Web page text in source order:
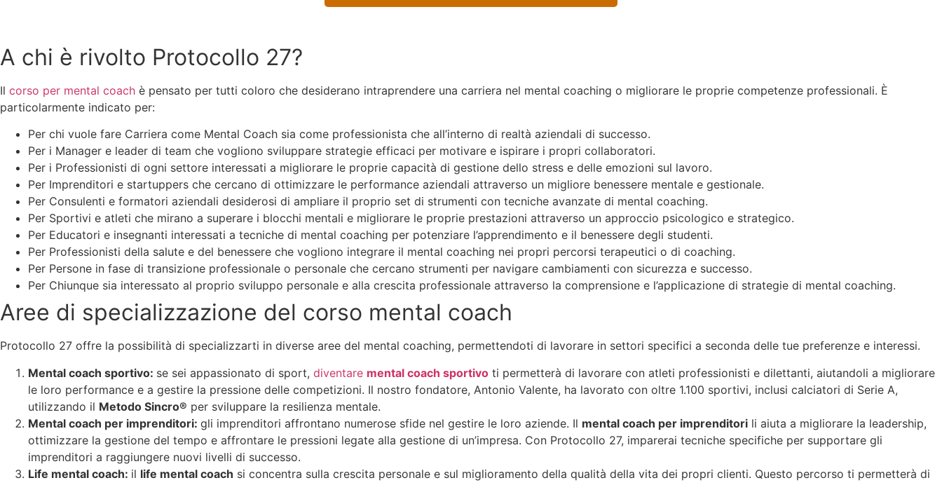
A chi è rivolto Protocollo 27?
Il corso per mental coach è pensato per tutti coloro che desiderano intraprendere una carriera nel mental coaching o migliorare le proprie competenze professionali. È
particolarmente indicato per:
Per chi vuole fare Carriera come Mental Coach sia come professionista che all’interno di realtà aziendali di successo.
Per i Manager e leader di team che vogliono sviluppare strategie efficaci per motivare e ispirare i propri collaboratori.
Per i Professionisti di ogni settore interessati a migliorare le proprie capacità di gestione dello stress e delle emozioni sul lavoro.
Per Imprenditori e startuppers che cercano di ottimizzare le performance aziendali attraverso un migliore benessere mentale e gestionale.
Per Consulenti e formatori aziendali desiderosi di ampliare il proprio set di strumenti con tecniche avanzate di mental coaching.
Per Sportivi e atleti che mirano a superare i blocchi mentali e migliorare le proprie prestazioni attraverso un approccio psicologico e strategico.
Per Educatori e insegnanti interessati a tecniche di mental coaching per potenziare l’apprendimento e il benessere degli studenti.
Per Professionisti della salute e del benessere che vogliono integrare il mental coaching nei propri percorsi terapeutici o di coaching.
Per Persone in fase di transizione professionale o personale che cercano strumenti per navigare cambiamenti con sicurezza e successo.
Per Chiunque sia interessato al proprio sviluppo personale e alla crescita professionale attraverso la comprensione e l’applicazione di strategie di mental coaching.
Aree di specializzazione del corso mental coach
Protocollo 27 offre la possibilità di specializzarti in diverse aree del mental coaching, permettendoti di lavorare in settori specifici a seconda delle tue preferenze e interessi.
Mental coach sportivo: se sei appassionato di sport, diventare mental coach sportivo ti permetterà di lavorare con atleti professionisti e dilettanti, aiutandoli a migliorare
le loro performance e a gestire la pressione delle competizioni. Il nostro fondatore, Antonio Valente, ha lavorato con oltre 1.100 sportivi, inclusi calciatori di Serie A,
utilizzando il Metodo Sincro® per sviluppare la resilienza mentale.
Mental coach per imprenditori: gli imprenditori affrontano numerose sfide nel gestire le loro aziende. Il mental coach per imprenditori li aiuta a migliorare la leadership,
ottimizzare la gestione del tempo e affrontare le pressioni legate alla gestione di un’impresa. Con Protocollo 27, imparerai tecniche specifiche per supportare gli
imprenditori a raggiungere nuovi livelli di successo.
Life mental coach: il life mental coach si concentra sulla crescita personale e sul miglioramento della qualità della vita dei propri clienti. Questo percorso ti permetterà di